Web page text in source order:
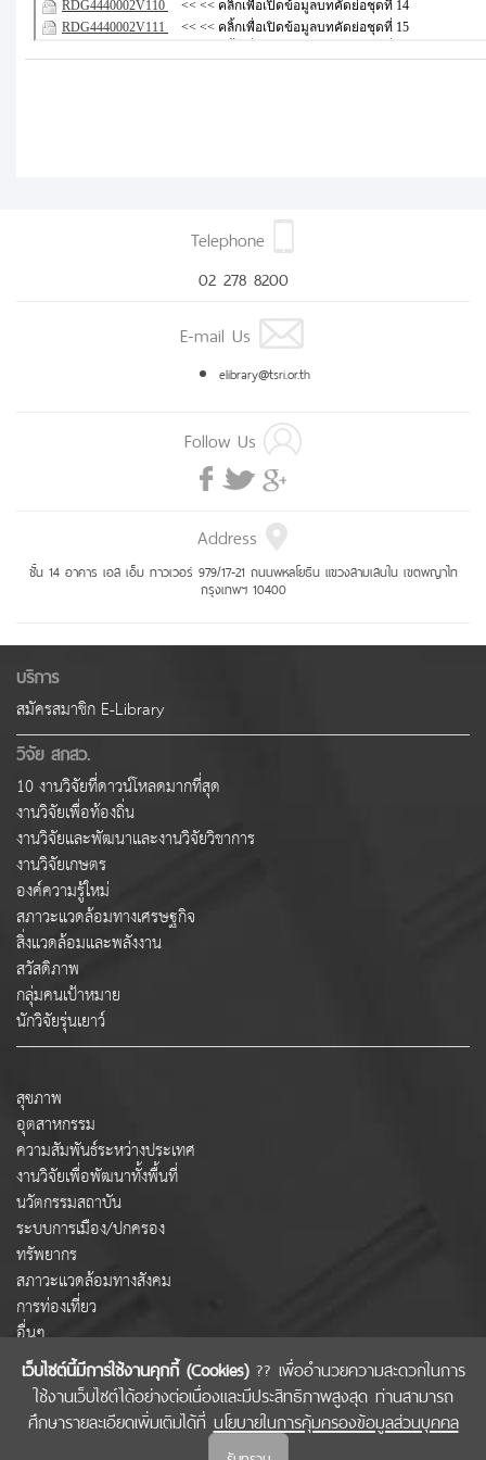
เว็บไซต์นี้มีการใช้งานคุกกี้ (Cookies)?? เพื่ออำนวยความสะดวกในการ
ใช้งานเว็บไซต์ได้อย่างต่อเนื่องและมีประสิทธิภาพสูงสุด ท่านสามารถ
ศึกษารายละเอียดเพิ่มเติมได้ที่ นโยบายในการคุ้มครองข้อมูลส่วนบุคคล
Telephone
02 278 8200
E-mail Us
elibrary@tsri.or.th
Follow Us
Address
ชั้น 14 อาคาร เอส เอ็ม ทาวเวอร์ 979/17-21 ถนนพหลโยธิน แขวงสามเสนใน เขตพญาไท
กรุงเทพฯ 10400
บริการ
สมัครสมาชิก E-Library
วิจัย สกสว.
10 งานวิจัยที่ดาวน์โหลดมากที่สุด
งานวิจัยเพื่อท้องถิ่น
งานวิจัยและพัฒนาและงานวิจัยวิชาการ
งานวิจัยเกษตร
องค์ความรู้ใหม่
สภาวะแวดล้อมทางเศรษฐกิจ
สิ่งแวดล้อมและพลังงาน
สวัสดิภาพ
กลุ่มคนเป้าหมาย
นักวิจัยรุ่นเยาว์
สุขภาพ
อุตสาหกรรม
ความสัมพันธ์ระหว่างประเทศ
งานวิจัยเพื่อพัฒนาทั้งพื้นที่
นวัตกรรมสถาบัน
ระบบการเมือง/ปกครอง
ทรัพยากร
สภาวะแวดล้อมทางสังคม
การท่องเที่ยว
อื่นๆ
COPYRIGHT © 2022 สำนักงานคณะกรรมการส่งเสริมวิทยาศาสตร์ วิจัยและนวัตกรรม
(สกสว.)